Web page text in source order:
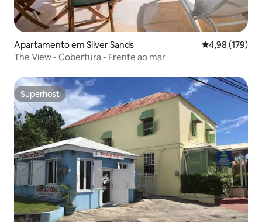
Apartamento em Silver Sands Classificação
4,98 (179)
The View - Cobertura - Frente ao mar
Superhost
Superhost